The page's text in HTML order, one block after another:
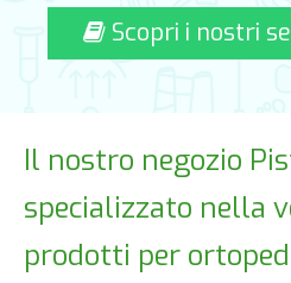
Scopri i nostri
Il nostro negozio
specializzato nella
prodotti per